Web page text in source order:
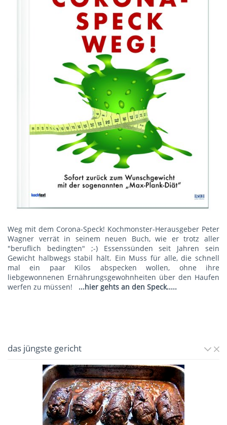
Weg mit dem Corona-Speck! Kochmonster-Herausgeber Peter
Wagner verrät in seinem neuen Buch, wie er trotz aller
"beruflich bedingten" ;-) Essenssünden seit Jahren sein
Gewicht halbwegs stabil hält. Ein Muss für alle, die schnell
mal ein paar Kilos abspecken wollen, ohne ihre
liebgewonnenen Ernährungsgewohnheiten über den Haufen
werfen zu müssen!
...hier gehts an den Speck.....
das jüngste gericht